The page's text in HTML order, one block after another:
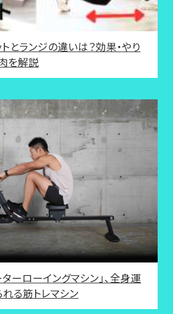
トとランジの違いは？効果・やり
を解説
ーローイングマシン」、全身運
る筋トレマシン